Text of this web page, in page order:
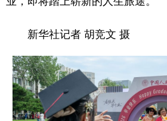
新华社记者 胡竞文 摄